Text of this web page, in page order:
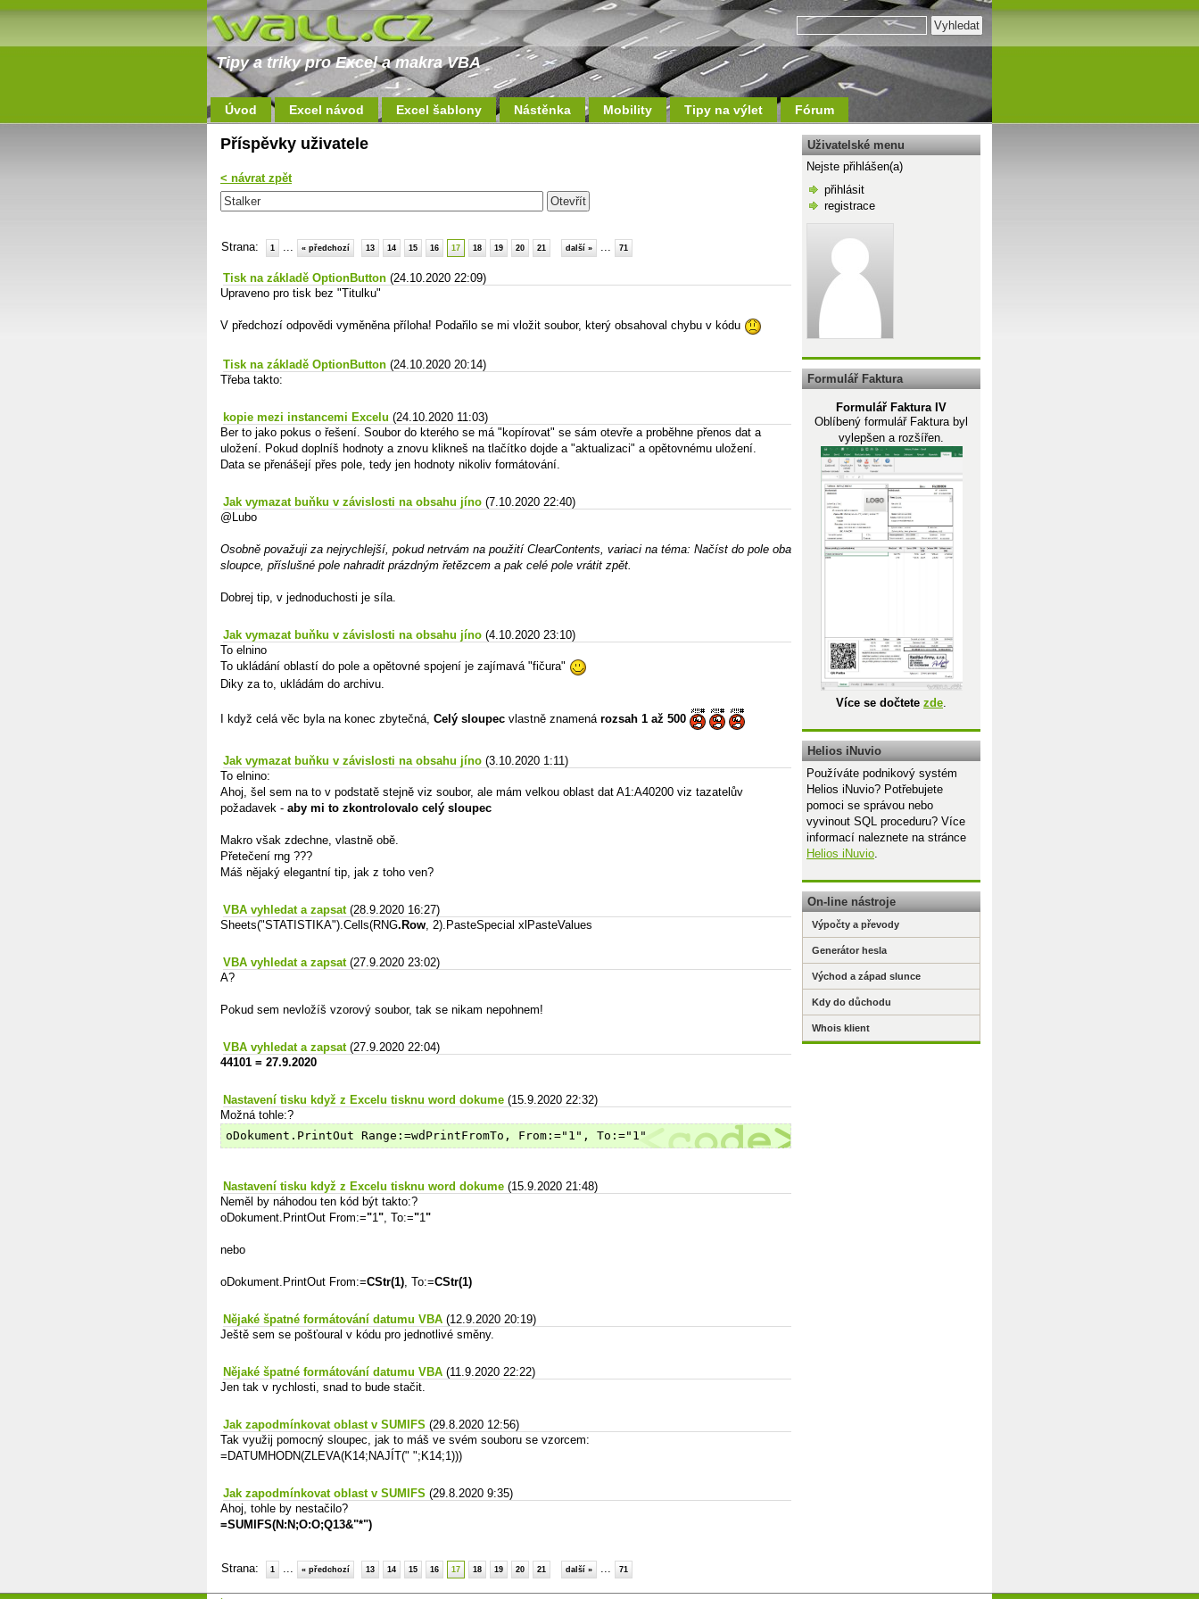
Tipy a triky pro Excel a makra VBA
Úvod Excel návod Excel šablony Nástěnka Mobility Tipy na výlet Fórum
Příspěvky uživatele
< návrat zpět
Strana: 1 ... « předchozí 13 14 15 16 17 18 19 20 21 další » ... 71
Tisk na základě OptionButton (24.10.2020 22:09)
Upraveno pro tisk bez "Titulku"
V předchozí odpovědi vyměněna příloha! Podařilo se mi vložit soubor, který obsahoval chybu v kódu
Tisk na základě OptionButton (24.10.2020 20:14)
Třeba takto:
kopie mezi instancemi Excelu (24.10.2020 11:03)
Ber to jako pokus o řešení. Soubor do kterého se má "kopírovat" se sám otevře a proběhne přenos dat a
uložení. Pokud doplníš hodnoty a znovu klikneš na tlačítko dojde a "aktualizaci" a opětovnému uložení.
Data se přenášejí přes pole, tedy jen hodnoty nikoliv formátování.
Jak vymazat buňku v závislosti na obsahu jíno (7.10.2020 22:40)
@Lubo
Osobně považuji za nejrychlejší, pokud netrvám na použití ClearContents, variaci na téma: Načíst do pole oba
sloupce, příslušné pole nahradit prázdným řetězcem a pak celé pole vrátit zpět.
Dobrej tip, v jednoduchosti je síla.
Jak vymazat buňku v závislosti na obsahu jíno (4.10.2020 23:10)
To elnino
To ukládání oblastí do pole a opětovné spojení je zajímavá "fičura"
Diky za to, ukládám do archivu.
I když celá věc byla na konec zbytečná, Celý sloupec vlastně znamená rozsah 1 až 500
Jak vymazat buňku v závislosti na obsahu jíno (3.10.2020 1:11)
To elnino:
Ahoj, šel sem na to v podstatě stejně viz soubor, ale mám velkou oblast dat A1:A40200 viz tazatelův
požadavek - aby mi to zkontrolovalo celý sloupec
Makro však zdechne, vlastně obě.
Přetečení rng ???
Máš nějaký elegantní tip, jak z toho ven?
VBA vyhledat a zapsat (28.9.2020 16:27)
Sheets("STATISTIKA").Cells(RNG.Row, 2).PasteSpecial xlPasteValues
VBA vyhledat a zapsat (27.9.2020 23:02)
A?
Pokud sem nevložíš vzorový soubor, tak se nikam nepohnem!
VBA vyhledat a zapsat (27.9.2020 22:04)
44101 = 27.9.2020
Nastavení tisku když z Excelu tisknu word dokume (15.9.2020 22:32)
Možná tohle:?
oDokument.PrintOut Range:=wdPrintFromTo, From:="1", To:="1"
Nastavení tisku když z Excelu tisknu word dokume (15.9.2020 21:48)
Neměl by náhodou ten kód být takto:?
oDokument.PrintOut From:="1", To:="1"
nebo
oDokument.PrintOut From:=CStr(1), To:=CStr(1)
Nějaké špatné formátování datumu VBA (12.9.2020 20:19)
Ještě sem se pošťoural v kódu pro jednotlivé směny.
Nějaké špatné formátování datumu VBA (11.9.2020 22:22)
Jen tak v rychlosti, snad to bude stačit.
Jak zapodmínkovat oblast v SUMIFS (29.8.2020 12:56)
Tak využij pomocný sloupec, jak to máš ve svém souboru se vzorcem:
=DATUMHODN(ZLEVA(K14;NAJÍT(" ";K14;1)))
Jak zapodmínkovat oblast v SUMIFS (29.8.2020 9:35)
Ahoj, tohle by nestačilo?
=SUMIFS(N:N;O:O;Q13&"*")
Strana: 1 ... « předchozí 13 14 15 16 17 18 19 20 21 další » ... 71
Uživatelské menu
Nejste přihlášen(a)
přihlásit
registrace
Formulář Faktura
Formulář Faktura IV
Oblíbený formulář Faktura byl
vylepšen a rozšířen.
Více se dočtete zde.
Helios iNuvio
Používáte podnikový systém
Helios iNuvio? Potřebujete
pomoci se správou nebo
vyvinout SQL proceduru? Více
informací naleznete na stránce
Helios iNuvio.
On-line nástroje
Výpočty a převody
Generátor hesla
Východ a západ slunce
Kdy do důchodu
Whois klient